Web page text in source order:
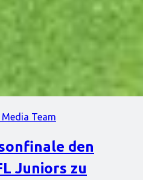
Media Team
den
Juniors zu